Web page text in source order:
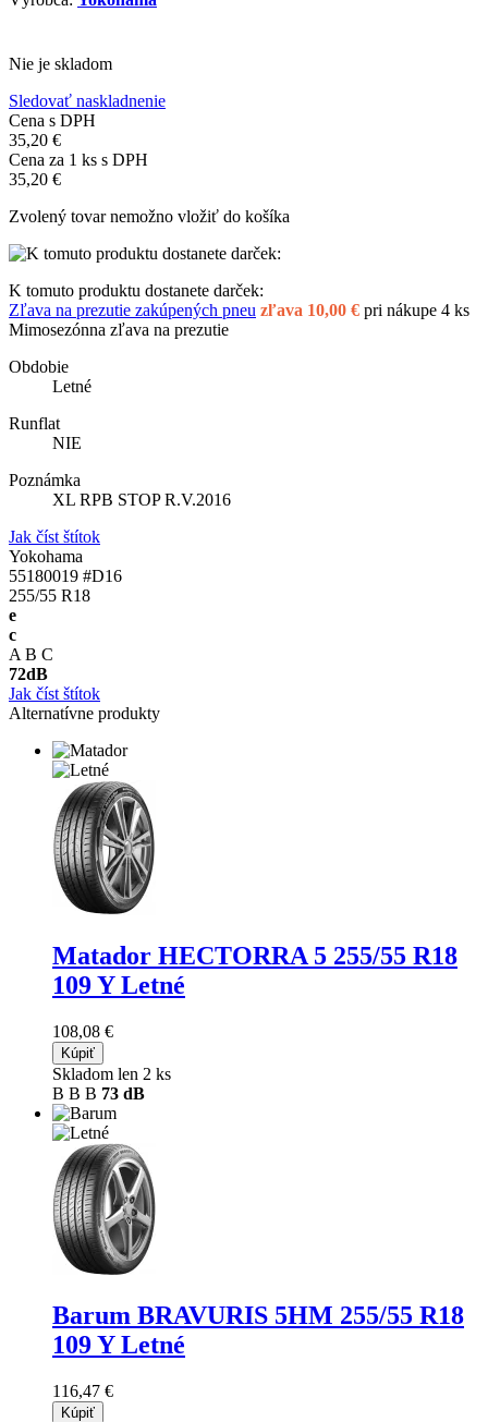
Nie je skladom
Sledovať naskladnenie
Cena s DPH
35,20 €
Cena za 1 ks s DPH
35,20 €
Zvolený tovar nemožno vložiť do košíka
K tomuto produktu dostanete darček:
Zľava na prezutie zakúpených pneu zľava 10,00 € pri nákupe 4 ks
Mimosezónna zľava na prezutie
Obdobie
Letné
Runflat
NIE
Poznámka
XL RPB STOP R.V.2016
Jak číst štítok
Yokohama
55180019 #D16
255/55 R18
e
c
A B C
72dB
Jak číst štítok
Alternatívne produkty
Matador HECTORRA 5 255/55 R18
109 Y Letné
108,08 €
Kúpiť
Skladom len 2 ks
B B B 73 dB
Barum BRAVURIS 5HM 255/55 R18
109 Y Letné
116,47 €
Kúpiť